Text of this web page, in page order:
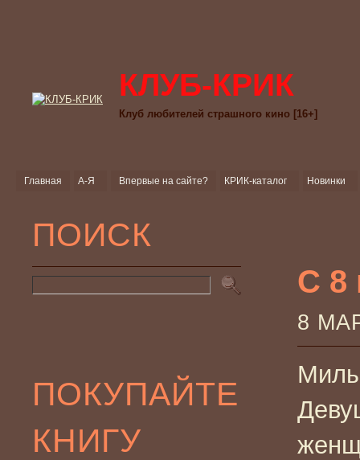
КЛУБ-КРИК
Клуб любителей страшного кино [16+]
Главная А-Я Впервые на сайте? КРИК-каталог Новинки
ПОИСК
ПОКУПАЙТЕ
КНИГУ
С 8
8